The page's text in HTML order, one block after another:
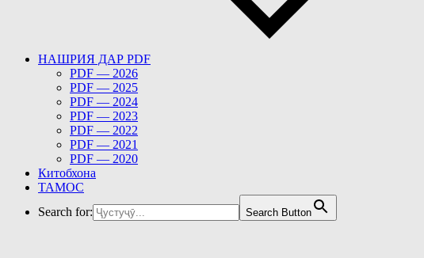
НАШРИЯ ДАР PDF
PDF — 2026
PDF — 2025
PDF — 2024
PDF — 2023
PDF — 2022
PDF — 2021
PDF — 2020
Китобхона
ТАМОС
Search for:
Search Button